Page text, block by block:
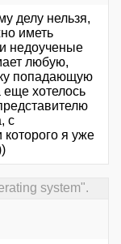
делу нельзя,
иметь
недоученые
любую,
попадающую
еще хотелось
с
которого я уже
system".